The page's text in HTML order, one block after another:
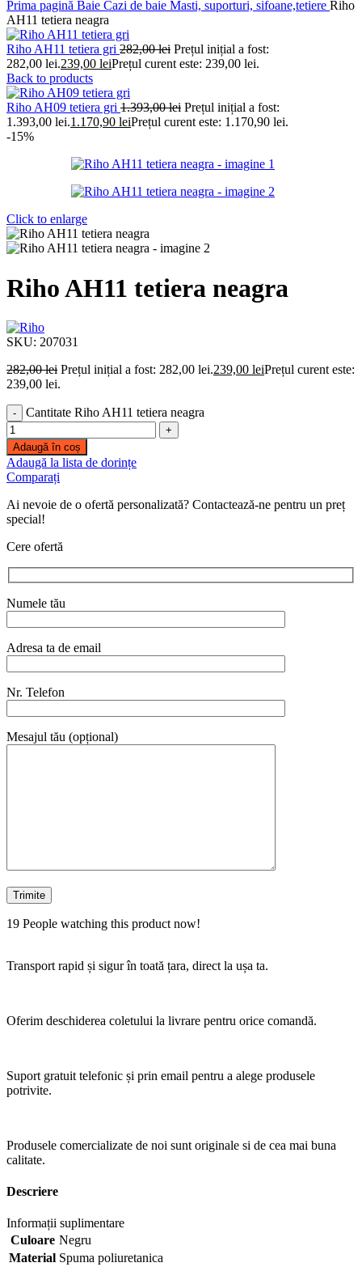
Prima pagină Baie Cazi de baie Masti, suporturi, sifoane,tetiere Riho
AH11 tetiera neagra
Riho AH11 tetiera gri 282,00lei Prețul inițial a fost:
282,00 lei.239,00 leiPrețul curent este: 239,00 lei.
Back to products
Riho AH09 tetiera gri 1.393,00lei Prețul inițial a fost:
1.393,00 lei.1.170,90 leiPrețul curent este: 1.170,90 lei.
-15%
Click to enlarge
Riho AH11 tetiera neagra
SKU: 207031
282,00lei Prețul inițial a fost: 282,00 lei.239,00 leiPrețul curent este:
239,00 lei.
Cantitate Riho AH11 tetiera neagra
Adaugă în coș
Adaugă la lista de dorințe
Comparați
Ai nevoie de o ofertă personalizată? Contactează-ne pentru un preț
special!
Cere ofertă
Numele tău
Adresa ta de email
Nr. Telefon
Mesajul tău (opțional)
19 People watching this product now!
Transport rapid și sigur în toată țara, direct la ușa ta.
Oferim deschiderea coletului la livrare pentru orice comandă.
Suport gratuit telefonic și prin email pentru a alege produsele
potrivite.
Produsele comercializate de noi sunt originale si de cea mai buna
calitate.
Descriere
Informații suplimentare
Culoare Negru
Material Spuma poliuretanica